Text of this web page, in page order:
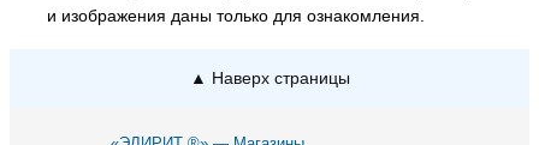
и изображения даны только для ознакомления.
▲ Наверх страницы